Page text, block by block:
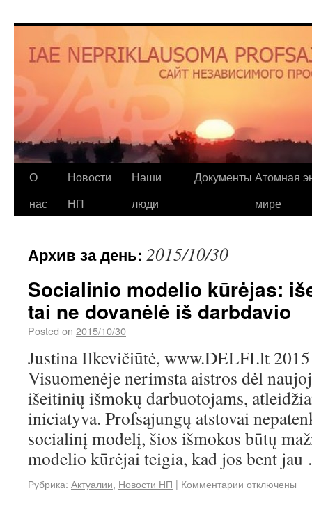
О
нас
Новости
НП
Наши
люди
Документы Атомная
мире
Архив за день: 2015/10/30
Socialinio modelio kūrėjas:
tai ne dovanėlė iš darbdavio
Posted on 2015/10/30
Justina Ilkevičiūtė, www.DELFI.lt
Visuomenėje nerimsta aistros dėl
išeitinių išmokų darbuotojams,
iniciatyva. Profsąjungų atstovai
socialinį modelį, šios išmokos būtų
modelio kūrėjai teigia, kad jos bent
Рубрика: Актуалии, Новости НП | Комментарии отключены